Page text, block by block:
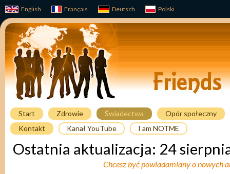
English Français Deutsch Polski
Start Zdrowie Świadectwa
Opór społeczny
Kontakt
Kanał YouTube I am NOTME
Ostatnia aktualizacja: 24
Chcesz być powiadamiany o nowych